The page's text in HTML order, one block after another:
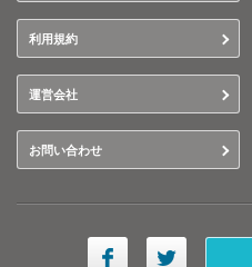
利用規約
運営会社
お問い合わせ